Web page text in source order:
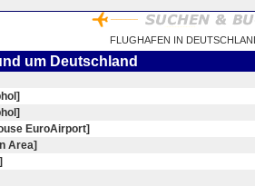
FLUGHAFEN IN
um Deutschland
EuroAirport]
Area]